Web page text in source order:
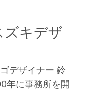
ズキデザ
デザイナー 鈴
年に事務所を開